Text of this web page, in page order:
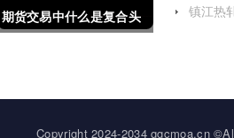
期货交易中什么是复合头
镇江热
Copyright 2024-2034 ggcmoa.cn